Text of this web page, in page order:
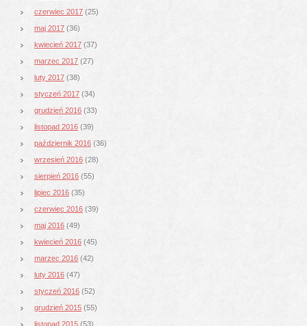
czerwiec 2017 (25)
maj 2017 (36)
kwiecień 2017 (37)
marzec 2017 (27)
luty 2017 (38)
styczeń 2017 (34)
grudzień 2016 (33)
listopad 2016 (39)
październik 2016 (36)
wrzesień 2016 (28)
sierpień 2016 (55)
lipiec 2016 (35)
czerwiec 2016 (39)
maj 2016 (49)
kwiecień 2016 (45)
marzec 2016 (42)
luty 2016 (47)
styczeń 2016 (52)
grudzień 2015 (55)
listopad 2015 (53)